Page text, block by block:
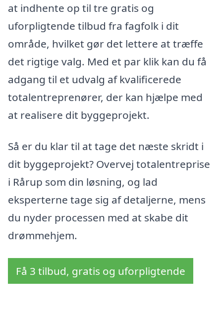
at indhente op til tre gratis og
uforpligtende tilbud fra fagfolk i dit
område, hvilket gør det lettere at træffe
det rigtige valg. Med et par klik kan du få
adgang til et udvalg af kvalificerede
totalentreprenører, der kan hjælpe med
at realisere dit byggeprojekt.
Så er du klar til at tage det næste skridt i
dit byggeprojekt? Overvej totalentreprise
i Rårup som din løsning, og lad
eksperterne tage sig af detaljerne, mens
du nyder processen med at skabe dit
drømmehjem.
Få 3 tilbud, gratis og uforpligtende